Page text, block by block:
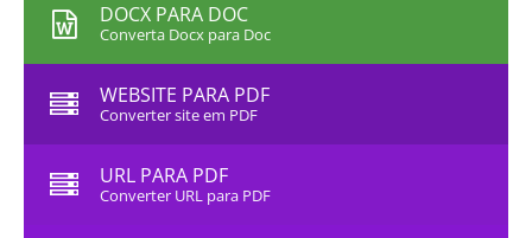
DOCX PARA DOC
Converta Docx para Doc
WEBSITE PARA PDF
Converter site em PDF
URL PARA PDF
Converter URL para PDF